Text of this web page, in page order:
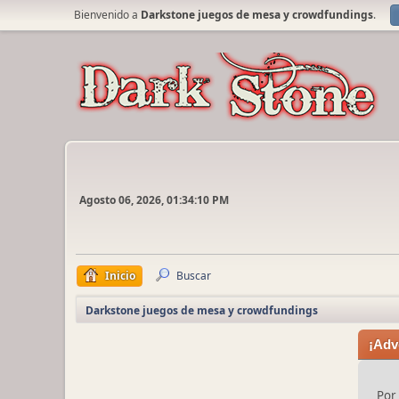
Bienvenido a Darkstone juegos de mesa y crowdfundings.
Agosto 06, 2026, 01:34:10 PM
Inicio Buscar
Darkstone juegos de mesa y crowdfundings